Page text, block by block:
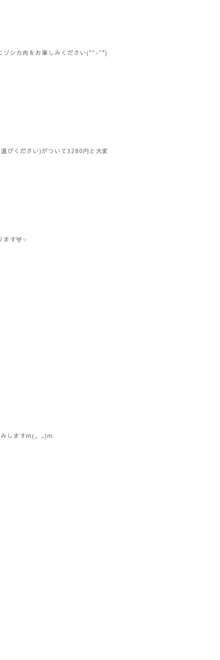
ゾシカ肉をお楽しみください(*^-^*)
びください)がついて3280円と大変
ます🦌✨
みしますm(_ _)m